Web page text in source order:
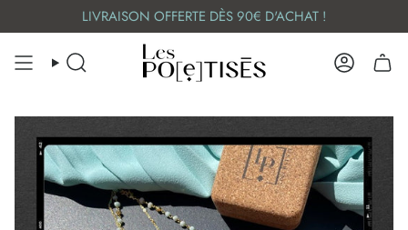
to
content
LIVRAISON OFFERTE DÈS 90€ D'ACHAT !
SEARCH